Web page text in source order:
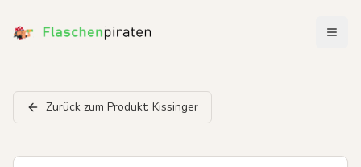
Zurück zum Produkt: Kissinger